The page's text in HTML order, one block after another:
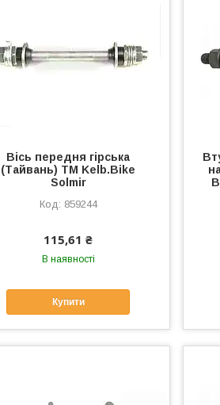
Вісь передня гірська
(Тайвань) ТМ Kelb.Bike
Solmir
859244
115,61 ₴
В наявності
Купити